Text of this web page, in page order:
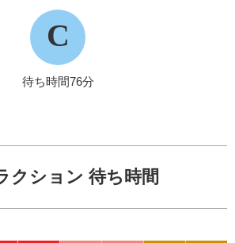
C
待ち時間76分
クション 待ち時間